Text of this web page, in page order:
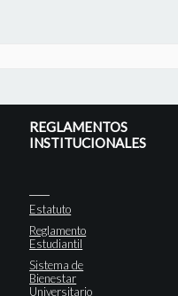
REGLAMENTOS
INSTITUCIONALES
Estatuto
Reglamento
Estudiantil
Sistema de
Bienestar
Universitario